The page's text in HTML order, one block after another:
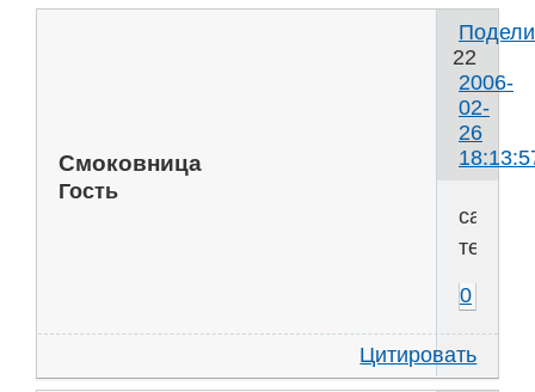
22
2006-
02-
26
Смоковница
Гость
0
Цитировать